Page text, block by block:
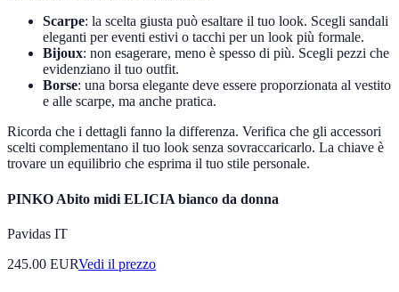
Scarpe: la scelta giusta può esaltare il tuo look. Scegli sandali
eleganti per eventi estivi o tacchi per un look più formale.
Bijoux: non esagerare, meno è spesso di più. Scegli pezzi che
evidenziano il tuo outfit.
Borse: una borsa elegante deve essere proporzionata al vestito
e alle scarpe, ma anche pratica.
Ricorda che i dettagli fanno la differenza. Verifica che gli accessori
scelti complementano il tuo look senza sovraccaricarlo. La chiave è
trovare un equilibrio che esprima il tuo stile personale.
PINKO Abito midi ELICIA bianco da donna
Pavidas IT
245.00 EURVedi il prezzo